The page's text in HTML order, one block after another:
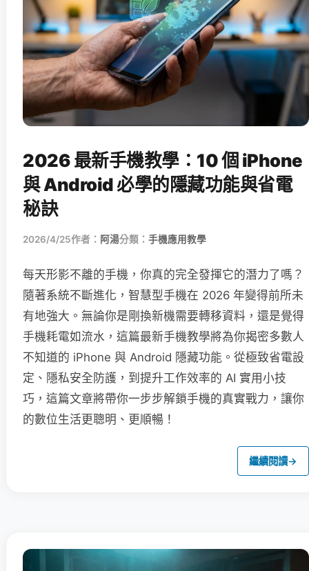
2026 最新手機教學：10 個 iPhone
與 Android 必學的隱藏功能與省電
秘訣
2026/4/25作者： 阿湯分類： 手機應用教學
每天形影不離的手機，你真的完全發揮它的潛力了嗎？
隨著系統不斷進化，智慧型手機在 2026 年變得前所未
有地強大。無論你是剛換新機需要轉移資料，還是覺得
手機耗電如流水，這篇最新手機教學將為你揭密多數人
不知道的 iPhone 與 Android 隱藏功能。從極致省電設
定、隱私安全防護，到提升工作效率的 AI 實用小技
巧，這篇文章將帶你一步步解鎖手機的真實戰力，讓你
的數位生活更聰明、更順暢！
繼續閱讀→